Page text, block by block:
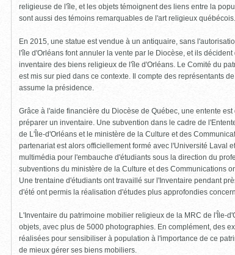
religieuse de l'île, et les objets témoignent des liens entre la
sont aussi des témoins remarquables de l'art religieux québécois.
En 2015, une statue est vendue à un antiquaire, sans
l'île d'Orléans font annuler la vente par le Diocèse, et ils
inventaire des biens religieux de l'île d'Orléans. Le Comité du
est mis sur pied dans ce contexte. Il compte des représentants
assume la présidence.
Grâce à l'aide financière du Diocèse de Québec, une entente
préparer un inventaire. Une subvention dans le cadre de
de L'Île-d'Orléans et le ministère de la Culture et des
partenariat est alors officiellement formé avec l'Université Laval
multimédia pour l'embauche d'étudiants sous la direction du
subventions du ministère de la Culture et des Communications
Une trentaine d'étudiants ont travaillé sur l'Inventaire pendant
d'été ont permis la réalisation d'études plus approfondies
L'Inventaire du patrimoine mobilier religieux de la MRC de l'Île-
objets, avec plus de 5000 photographies. En complément, des
réalisées pour sensibiliser à population à l'importance de ce
de mieux gérer ses biens mobiliers.